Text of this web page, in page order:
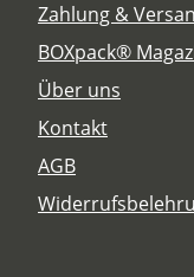
Zahlung &
BOXpack®
Über uns
Kontakt
AGB